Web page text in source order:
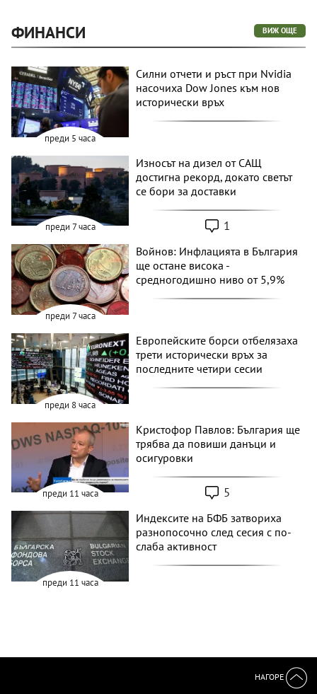
ФИНАНСИ ВИЖ ОЩЕ
преди 5 часа
Силни отчети и ръст при Nvidia
насочиха Dow Jones към нов
исторически връх
преди 7 часа
Износът на дизел от САЩ
достигна рекорд, докато светът
се бори за доставки
1
преди 7 часа
Войнов: Инфлацията в България
ще остане висока -
средногодишно ниво от 5,9%
преди 8 часа
Европейските борси отбелязаха
трети исторически връх за
последните четири сесии
преди 11 часа
Кристофор Павлов: България ще
трябва да повиши данъци и
осигуровки
5
преди 11 часа
Индексите на БФБ затвориха
разнопосочно след сесия с по-
слаба активност
НАГОРЕ